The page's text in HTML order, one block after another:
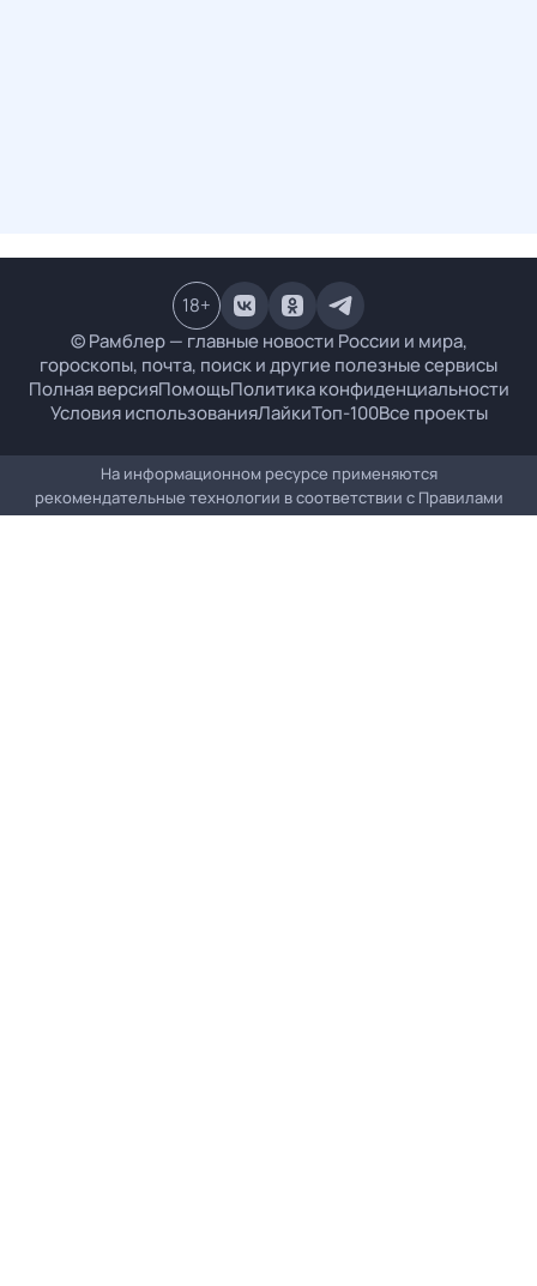
© Рамблер — главные новости России и мира,
гороскопы, почта, поиск и другие полезные сервисы
Полная версияПомощьПолитика конфиденциальности
Условия использованияЛайкиТоп-100Все проекты
18+
На информационном ресурсе применяются
рекомендательные технологии в соответствии с Правилами